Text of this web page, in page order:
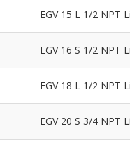
EGV 15 L 1/2 NPT
EGV 16 S 1/2 NPT
EGV 18 L 1/2 NPT
EGV 20 S 3/4 NPT